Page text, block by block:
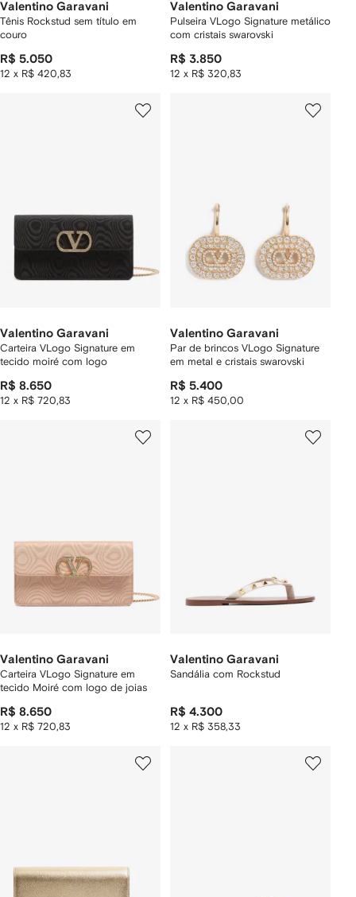
Valentino Garavani
Tênis Rockstud sem título em
couro
R$ 5.050
12 x R$ 420,83
Valentino Garavani
Pulseira VLogo Signature metálico
com cristais swarovski
R$ 3.850
12 x R$ 320,83
Valentino Garavani
Carteira VLogo Signature em
tecido moiré com logo
R$ 8.650
12 x R$ 720,83
Valentino Garavani
Par de brincos VLogo Signature
em metal e cristais swarovski
R$ 5.400
12 x R$ 450,00
Valentino Garavani
Carteira VLogo Signature em
tecido Moiré com logo de joias
R$ 8.650
12 x R$ 720,83
Valentino Garavani
Sandália com Rockstud
R$ 4.300
12 x R$ 358,33